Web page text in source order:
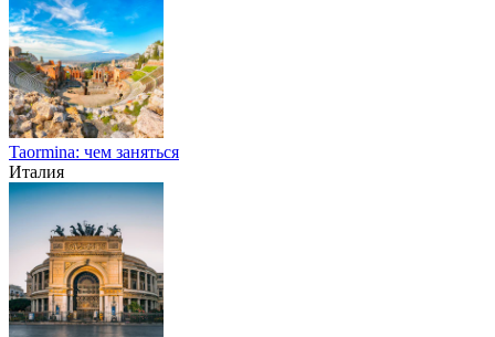
Taormina: чем заняться
Италия